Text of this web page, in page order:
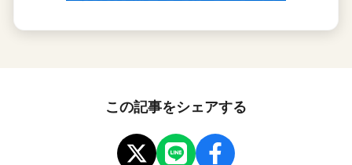
この記事をシェアする